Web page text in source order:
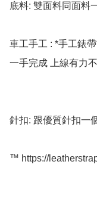
底料: 雙面料同面料
車工手工 : *手工錶
一手完成 上線有力
針扣: 跟優質針扣一
™️ https://